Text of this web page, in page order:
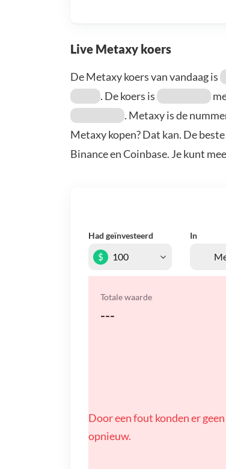
Live Metaxy koers
De Metaxy koers van vandaag is
. De koers is
. Metaxy is de
Metaxy kopen? Dat kan. De
Binance en Coinbase. Je kunt
Had geïnvesteerd In
$
Totale waarde
---
Door een fout konden er
opnieuw.